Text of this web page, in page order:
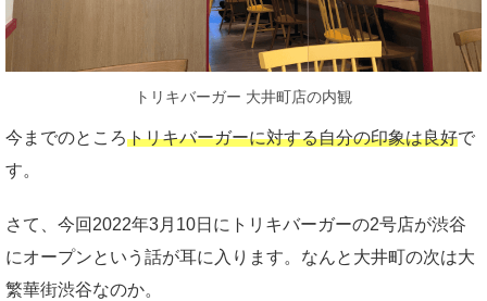
トリキバーガー 大井町店の内観
今までのところトリキバーガーに対する自分の印象は良好で
す。
さて、今回2022年3月10日にトリキバーガーの2号店が渋谷
にオープンという話が耳に入ります。なんと大井町の次は大
繁華街渋谷なのか。